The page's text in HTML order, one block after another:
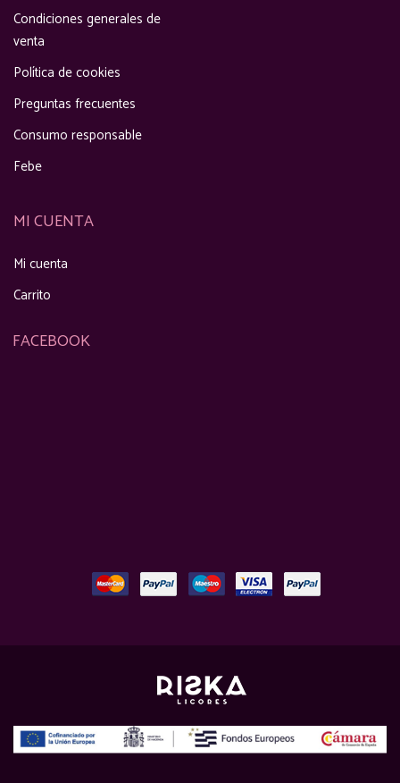
Condiciones generales de
venta
Política de cookies
Preguntas frecuentes
Consumo responsable
Febe
MI CUENTA
Mi cuenta
Carrito
FACEBOOK